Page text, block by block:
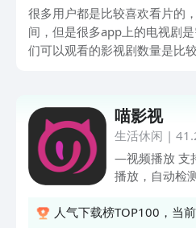
很多用户都是比较喜欢看片的
间，但是很多app上的电视剧
们可以观看的影视剧数量是比
喵影视
生活休闲 |
—视频播放 支
播放，自动检
放 支持视频、
人气下载榜TOP100，当